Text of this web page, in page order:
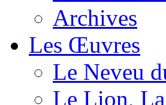
Archives
Les Œuvres
Le Neveu
Le Lion,